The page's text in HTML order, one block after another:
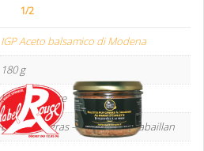
1/2
IGP Aceto balsamico di Modena
180 g
bocal en verre
Esprit foie gras – Ferme d’en Sabaillan